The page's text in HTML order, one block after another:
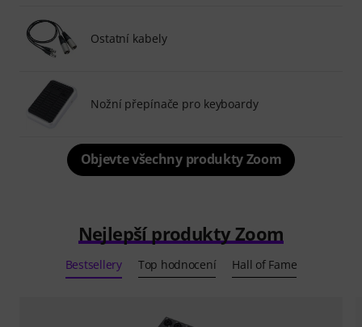
Ostatní kabely
Nožní přepínače pro keyboardy
Objevte všechny produkty Zoom
Nejlepší produkty Zoom
Bestsellery Top hodnocení Hall of Fame